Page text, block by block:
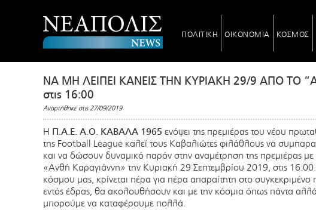
ΠΟΛΙΤΙΚΗ ΟΙΚΟΝΟΜΙΑ ΚΟΣΜΟΣ
ΝΑ ΜΗ ΛΕΙΠΕΙ ΚΑΝΕΙΣ ΤΗΝ ΚΥΡΙΑΚΗ 29/9 ΑΠΟ ΤΟ
στις 16:00
Αναρτήθηκε στις 27/09/2019
Η Π.Α.Ε. Α.Ο. ΚΑΒΑΛΑ 1965 ενόψει της πρεμιέρας του νέου
της Football League καλεί τους Καβαλιώτες φιλάθλους να
και να δώσουν δυναμικό παρόν στην αναμέτρηση της πρεμιέρας με
«Ανθή Καραγιάννη» την Κυριακή 29 Σεπτεμβρίου 2019, στις
κόσμου μας, κρίνεται πέρα για πέρα απαραίτητη στο συγκεκριμένο
εντός έδρας, θα ακολουθήσουν και με την κόσμια όπως πάντα
μπορούμε να καταφέρουμε πολλά.